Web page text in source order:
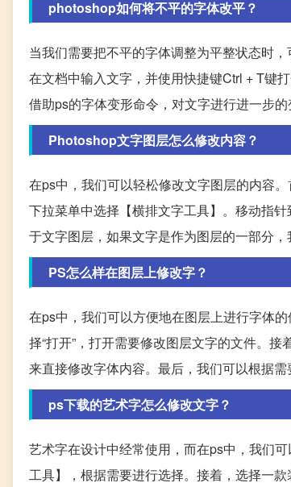
photoshop如何将不平的字体改平？
当我们需要把不平的字体调整为平整状态时
在文档中输入文字，并使用快捷键Ctrl + T键
借助ps的字体变形命令，对文字进行进一步
Photoshop文字图层怎么修改内容？
在ps中，我们可以轻松修改文字图层的内容
下拉菜单中选择【横排文字工具】。移动指
于文字图层，如果文字是作为图层的一部分
PS怎么样在图层上修改字？
在ps中，我们可以方便地在图层上进行字体
择“打开”，打开需要修改图层文字的文件。
来直接修改字体内容。最后，我们可以根据
ps下载的艺术字怎么修改文字？
艺术字在设计中经常使用，而在ps中，我们
工具】，根据需要进行选择。接着，选择一